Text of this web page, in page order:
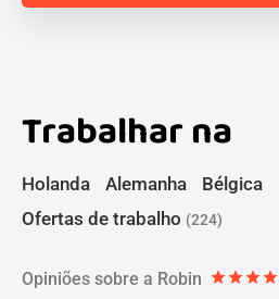
Trabalhar na
Holanda Alemanha
Bélgica
Ofertas de trabalho (224)
Opiniões sobre a Robin starstarstarstar